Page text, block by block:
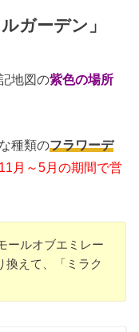
ガーデン」
地図の紫色の場所
種類のフラワーデ
月～5月の期間で営
ールオブエミレー
換えて、「ミラク